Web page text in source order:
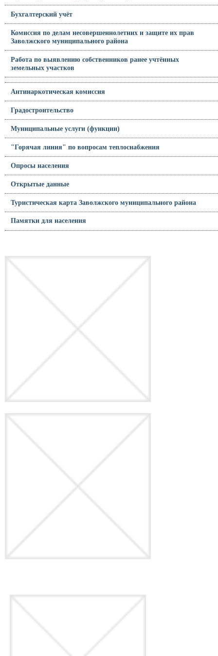
Бухгалтерский учёт
Комиссия по делам несовершеннолетних и защите их прав
Заволжского муниципального района
Работа по выявлению собственников ранее учтённых
земельных участков
Антинаркотическая комиссия
Градостроительство
Муниципальные услуги (функции)
"Горячая линия" по вопросам теплоснабжения
Опросы населения
Открытые данные
Туристическая карта Заволжского муниципального района
Памятки для населения